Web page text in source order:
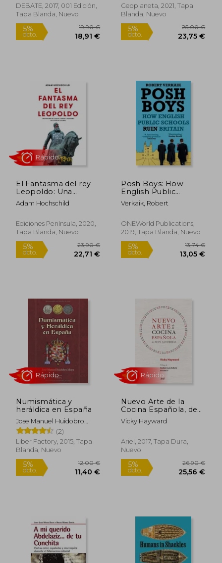
27,26 € dcto.
dcto.
5%
dcto.
DEBATE, 2017, 001 Edición,
Tapa Blanda, Nuevo
5%
Rápido
Geoplaneta, 2021, Tapa
Blanda, Nuevo
5%
El Fantasma del rey
Leopoldo: Una
Historia de Codicia,
Terror y Heroísmo en
Adam Hochschild
Ediciones Península, 2020,
Tapa Blanda, Nuevo
Posh Boys: How
English Public
Schools Ruin Britain
(en Inglés)
Verkaik, Robert
ONEWorld Publications,
2019, Tapa Blanda, Nuevo
Numismática y
heráldica en España
Jose Manuel Huidobro
Moya
(2)
Liber Factory, 2015, Tapa
Blanda, Nuevo
Nuevo Arte de la
Cocina Española, de
Juan Altamiras
Vicky Hayward
Ariel, 2017, Tapa Dura,
Nuevo